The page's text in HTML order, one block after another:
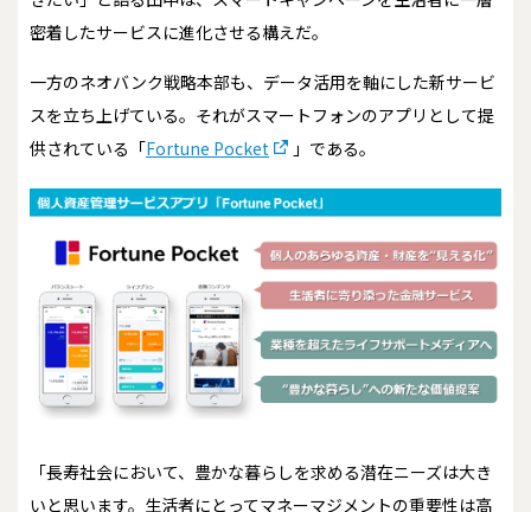
密着したサービスに進化させる構えだ。
一方のネオバンク戦略本部も、データ活用を軸にした新サービ
スを立ち上げている。それがスマートフォンのアプリとして提
供されている「Fortune Pocket 」である。
「長寿社会において、豊かな暮らしを求める潜在ニーズは大き
いと思います。生活者にとってマネーマジメントの重要性は高